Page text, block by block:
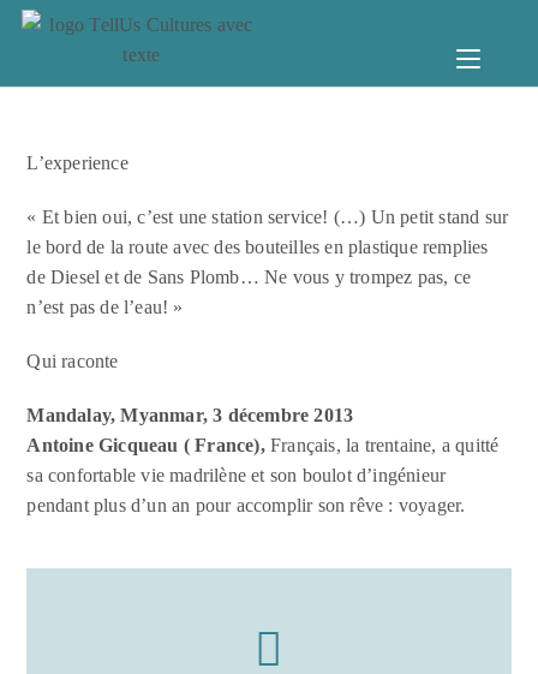
L’experience
« Et bien oui, c’est une station service! (…) Un petit stand sur
le bord de la route avec des bouteilles en plastique remplies
de Diesel et de Sans Plomb… Ne vous y trompez pas, ce
n’est pas de l’eau! »
Qui raconte
Mandalay, Myanmar, 3 décembre 2013
Antoine Gicqueau ( France),Français, la trentaine, a quitté
sa confortable vie madrilène et son boulot d’ingénieur
pendant plus d’un an pour accomplir son rêve : voyager.